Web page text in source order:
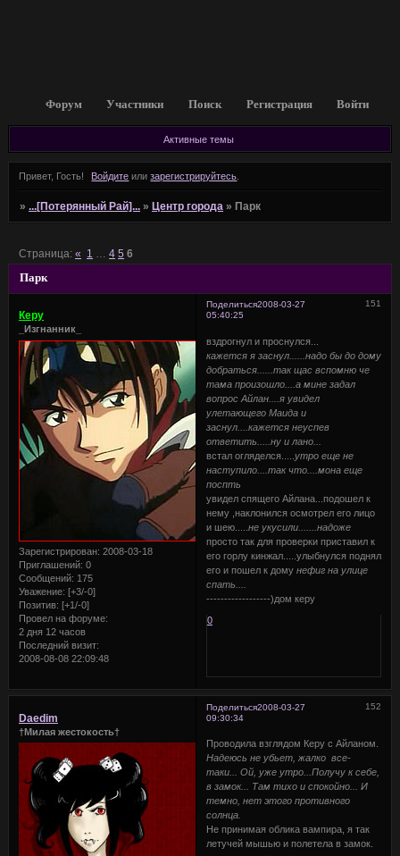
Форум Участники Поиск Регистрация Войти
Активные темы
Привет, Гость! Войдите илизарегистрируйтесь
»...[Потерянный Рай]... » Центр города » Парк
Парк
Страница:« 1 … 4 5 6
Поделиться 151
2008-03-27
05:40:25
Керу
_Изгнанник_
Зарегистрирован: 2008-03-18
Приглашений: 0
Сообщений: 175
Уважение: [+3/-0]
Позитив: [+1/-0]
Провел на форуме:
2 дня 12 часов
Последний визит:
2008-08-08 22:09:48
вздрогнул и проснулся...
кажется я заснул......надо бы до дому
добраться......так щас вспомню че
тама произошло....а мине задал
вопрос Айлан....я увидел
улетающего Маида и
заснул....кажется неуспев
ответить.....ну и лано...
встал огляделся..... утро еще не
наступило....так что....мона еще
поспть
увидел спящего Айлана...подошел к
нему ,наклонился осмотрел его лицо
и шею..... не укусили.......надоже
просто так для проверки приставил к
его горлу кинжал.....улыбнулся поднял
его и пошел к дому нефиг на улице
спать....
------------------)дом керу
0
Поделиться 152
2008-03-27
09:30:34
Daedim
†Милая жестокость†
Проводила взглядом Керу с Айланом.
Надеюсь не убьет, жалко все-
таки... Ой, уже утро...Получу к себе,
в замок... Там тихо и спокойно... И
темно, нет этого противного
солнца.
Не принимая облика вампира, я так
летучей мышью и полетела в замок.